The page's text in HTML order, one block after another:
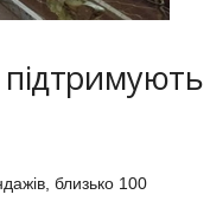
близько 100